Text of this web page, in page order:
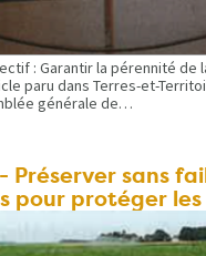
: Garantir la pérennité de
paru dans Terres-et-
générale de…
Préserver sans
pour protéger